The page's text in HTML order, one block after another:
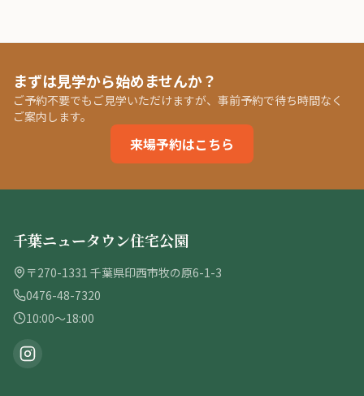
まずは見学から始めませんか？
ご予約不要でもご見学いただけますが、事前予約で待ち時間なく
ご案内します。
来場予約はこちら
千葉ニュータウン住宅公園
〒270-1331 千葉県印西市牧の原6-1-3
0476-48-7320
10:00〜18:00